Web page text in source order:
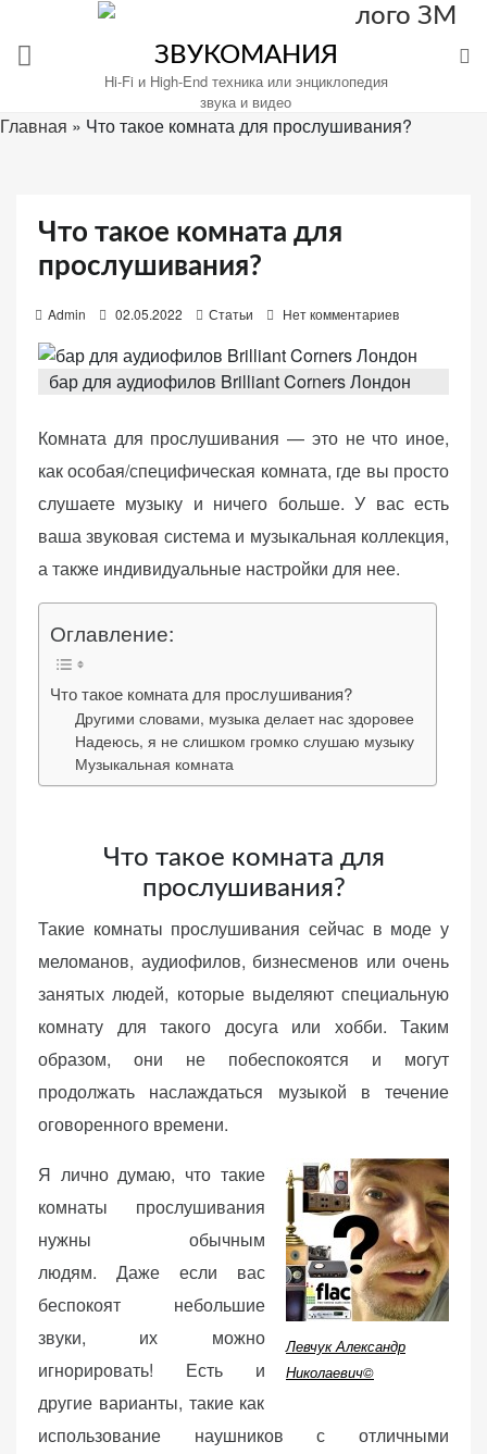
содержимому
ЗВУКОМАНИЯ
Hi-Fi и High-End техника или энциклопедия
звука и видео
Главная » Что такое комната для прослушивания?
Что такое комната для
прослушивания?
Admin
s
t
d
o
02.05.2022 Статьи Нет комментариев
бар для аудиофилов Brilliant Corners Лондон
Комната для прослушивания — это не что иное,
как особая/специфическая комната, где вы просто
слушаете музыку и ничего больше. У вас есть
ваша звуковая система и музыкальная коллекция,
а также индивидуальные настройки для нее.
Оглавление:
Что такое комната для прослушивания?
Другими словами, музыка делает нас здоровее
Надеюсь, я не слишком громко слушаю музыку
Музыкальная комната
Что такое комната для
прослушивания?
Такие комнаты прослушивания сейчас в моде у
меломанов, аудиофилов, бизнесменов или очень
занятых людей, которые выделяют специальную
комнату для такого досуга или хобби. Таким
образом, они не побеспокоятся и могут
продолжать наслаждаться музыкой в течение
оговоренного времени.
Левчук Александр
Николаевич©
Я лично думаю, что такие
комнаты прослушивания
нужны обычным
людям. Даже если вас
беспокоят небольшие
звуки, их можно
игнорировать! Есть и
другие варианты, такие как
использование наушников с отличными
все»
«Настройки
cookie»
cookie
для
Звукомания.
Обязательные
(технические)
Сохраняют
авторизацию. Они
функционирования
веб-сайта.
Функциональные
Обеспечивают
нормальную
вы откажетесь от
использования
cookie, некоторые
функции веб-сайта
исчезнут.
Статистические
(аналитика)
Анализируют